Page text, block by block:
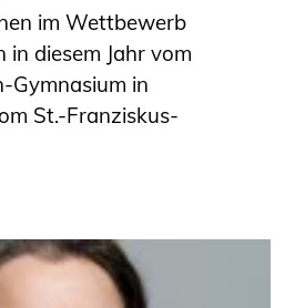
Sachverständige
vereidigte
innen
im Wettbewerb
in diesem Jahr vom
Gymnasium in
St.-Franziskus-